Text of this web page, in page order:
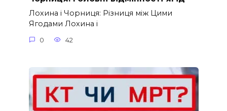
Лохина і Чорниця: Різниця між Цими
Ягодами Лохина і
0 42